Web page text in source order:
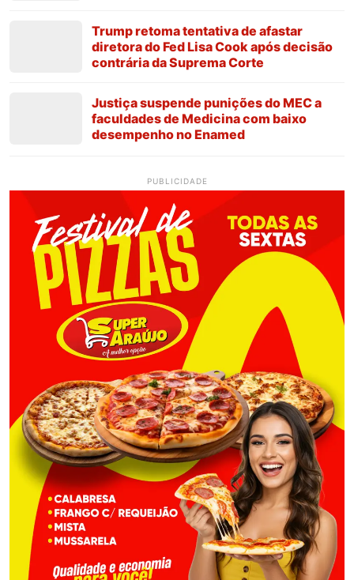
Trump retoma tentativa de afastar
diretora do Fed Lisa Cook após decisão
contrária da Suprema Corte
Justiça suspende punições do MEC a
faculdades de Medicina com baixo
desempenho no Enamed
PUBLICIDADE